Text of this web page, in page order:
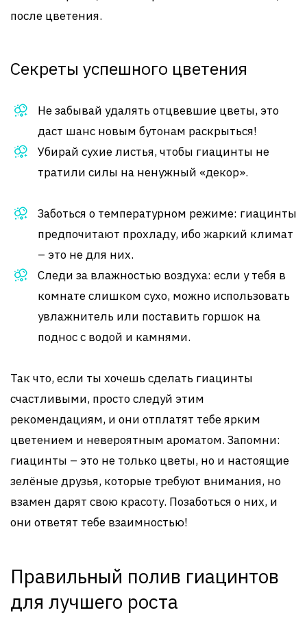
после цветения.
Секреты успешного цветения
Не забывай удалять отцвевшие цветы, это
даст шанс новым бутонам раскрыться!
Убирай сухие листья, чтобы гиацинты не
тратили силы на ненужный «декор».
Заботься о температурном режиме: гиацинты
предпочитают прохладу, ибо жаркий климат
– это не для них.
Следи за влажностью воздуха: если у тебя в
комнате слишком сухо, можно использовать
увлажнитель или поставить горшок на
поднос с водой и камнями.
Так что, если ты хочешь сделать гиацинты
счастливыми, просто следуй этим
рекомендациям, и они отплатят тебе ярким
цветением и невероятным ароматом. Запомни:
гиацинты – это не только цветы, но и настоящие
зелёные друзья, которые требуют внимания, но
взамен дарят свою красоту. Позаботься о них, и
они ответят тебе взаимностью!
Правильный полив гиацинтов
для лучшего роста